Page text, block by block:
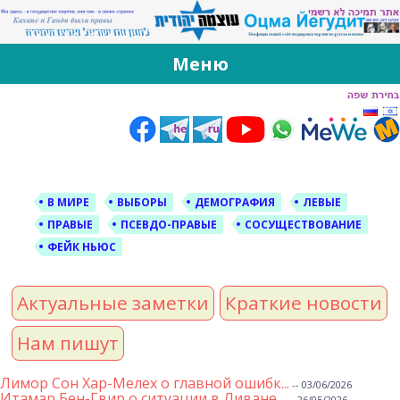
За Оцма Йегудит
עוצמה יהודית ברוסית ובעברית
Меню
В МИРЕ ВЫБОРЫ ДЕМОГРАФИЯ
ЛЕВЫЕ
ПРАВЫЕ
ПСЕВДО-ПРАВЫЕ
СОСУЩЕСТВОВАНИЕ
ФЕЙК НЬЮС
Актуальные заметки
Краткие новости
Нам пишут
Лимор Сон Хар-Мелех о главной ошибк... -- 03/06/2026